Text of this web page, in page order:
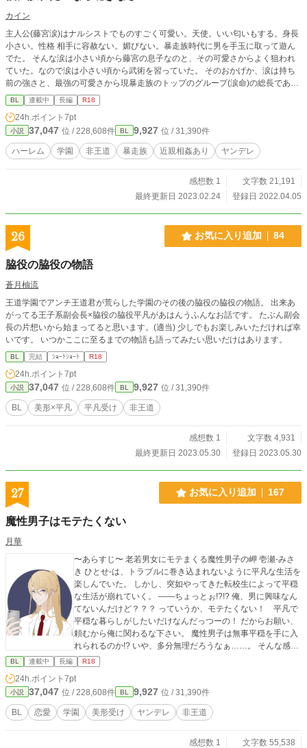
カイン
主人公(藤宮涙)はナルシストでものすごく可愛い。天使。いい匂いもする。身長
小さい。性格 相手に容赦ない。媚びない。暴走族時代に男を手玉に取って遊ん
でた。 そんな涙は小さい頃から藤宮の息子なのと、その可愛さからよく狙われ
ていた。なので涙は小さい頃から武術を習っていた。 そのおかげか、涙は持ち
前の強さと、最強の可愛さから現暴走族のトップのグループ(涙命)の総長であ
る。しかし、そんな話を聞いた親バカな父親とブラコンの兄が許すはずもなく、
涙はあろう事か全寮制の男子校に入れられてしまう。 そこでも、涙は迫られる
のだが、全部足蹴りにする。そんな涙にハマっていく学生や教師達。涙は無事卒
業することが出来るのだろうか… 涙「僕に触れたいなら跪いてからだろ？」 僕
に触れたいなら跪きなさいスタートです！
BL 連載中 長編 R18
24h.ポイント 7pt
小説 37,047 位 / 228,608件 BL 9,927 位 / 31,390件
ハーレム 学園 非王道 暴走族 近親相姦あり ヤンデレ
感想数 1
文字数 21,191
最終更新日 2023.02.24
登録日 2022.04.05
26 お気に入り追加 84
脇役の脇役の物語
蒼月柚流
王道学園でアンチ王道君が荒らした学園のその後の脇役の脇役の物語。 出来あ
がってる王子系副会長×脇役の脇役平凡があはんうふんなお話です。 たぶん副会
長の片想いから始まってると思います。(適当) 少しでもお楽しみいただければ幸
いです。 いつかここに至るまでの物語も語ってみたい思いだけはあります。
BL 完結 ｼｮｰﾄｼｮｰﾄ R18
24h.ポイント 7pt
小説 37,047 位 / 228,608件 BL 9,927 位 / 31,390件
BL 美形×平凡 平凡受け 非王道
感想数 1
文字数 4,931
最終更新日 2023.05.30
登録日 2023.05.30
27 お気に入り追加 167
魔性男子はモテたくない
月華
〜あらすじ〜 老若男女にモテまくる魔性男子の岬 壱瀬-みさ
き ひとせ-は、トラブルに巻き込まれないように平凡な生活を
楽しんでいた。 しかし、突如やってきた転校生によって平穏
な生活が崩れていく。 ――ちょっとぉ!?!? 俺、男に興味なん
てないんだけど？？？ っていうか、モテたくない！ 平凡で
平穏な暮らしがしたいだけなんだっつーの！ だからお願い、
頼むから俺に関わるな下さい。 魔性男子は無事平穏を手に入
れられるのか!? いや、多分無理だろうなぁ……。 そんな感じ
の非王道BLです。 ※エブリスタで先行公開してます ※感想
いただけると嬉しいです！ ※BLが苦手な人はブラウザバック
推奨！ ※R18は予定 ※表紙はおこめめ子様の「いつも月夜に
米の飯」メーカーにて作成したものです。 （主人公イメージ
した表紙ですが、主人公はもう少し髪短めかも！）
BL 連載中 長編 R18
24h.ポイント 7pt
小説 37,047 位 / 228,608件 BL 9,927 位 / 31,390件
BL 恋愛 学園 美形受け ヤンデレ 非王道
感想数 1
文字数 55,538